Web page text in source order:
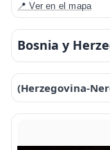
📍 Ver en el mapa
Bosnia y
(Herzegovina-